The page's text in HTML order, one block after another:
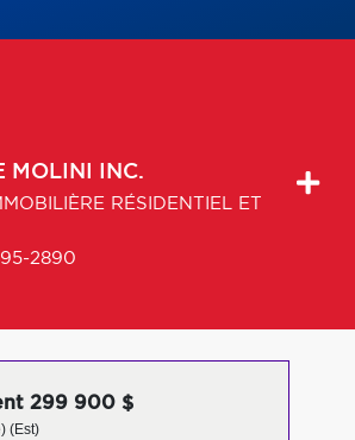
MOLINI INC.
RÉSIDENTIEL ET
2890
299 900 $
(Est)